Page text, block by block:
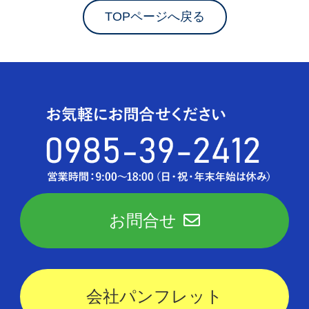
TOPページへ戻る
お問合せ
会社パンフレット